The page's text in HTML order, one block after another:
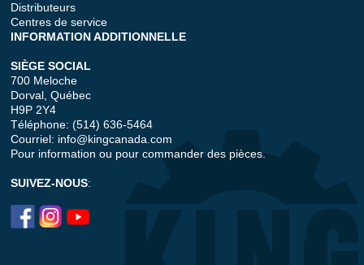
Distributeurs
Centres de service
INFORMATION ADDITIONNELLE
SIÈGE SOCIAL
700 Meloche
Dorval, Québec
H9P 2Y4
Téléphone: (514) 636-5464
Courriel: info@kingcanada.com
Pour information ou pour commander des pièces.
SUIVEZ-NOUS: